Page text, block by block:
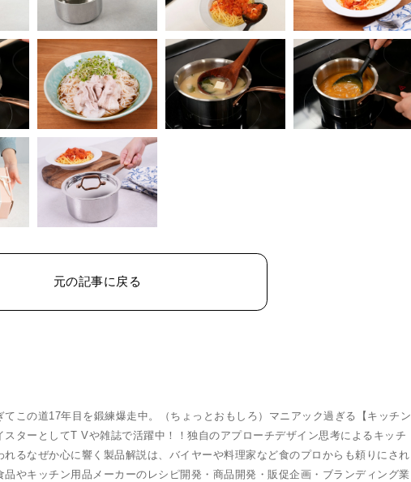
元の記事に戻る
この道17年目を鍛練爆走中。（ちょっとおもしろ）マニアック過ぎる【キッチン
ターとしてT Vや雑誌で活躍中！！独自のアプローチデザイン思考によるキッチ
るなぜか心に響く製品解説は、バイヤーや料理家など食のプロからも頼りにされ
やキッチン用品メーカーのレシピ開発・商品開発・販促企画・ブランディング業